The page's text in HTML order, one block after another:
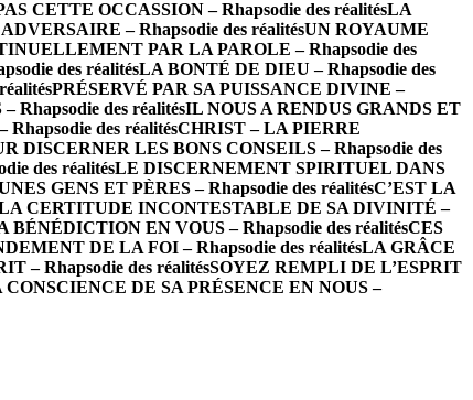
CETTE OCCASSION – Rhapsodie des réalitésLA
– Rhapsodie des réalitésUN ROYAUME
PAR LA PAROLE – Rhapsodie des
des réalitésLA BONTÉ DE DIEU – Rhapsodie des
PRÉSERVÉ PAR SA PUISSANCE DIVINE –
Rhapsodie des réalitésIL NOUS A RENDUS GRANDS ET
des réalitésCHRIST – LA PIERRE
DISCERNER LES BONS CONSEILS – Rhapsodie des
des réalitésLE DISCERNEMENT SPIRITUEL DANS
GENS ET PÈRES – Rhapsodie des réalitésC’EST LA
CERTITUDE INCONTESTABLE DE SA DIVINITÉ –
BÉNÉDICTION EN VOUS – Rhapsodie des réalitésCES
DE LA FOI – Rhapsodie des réalitésLA GRÂCE
– Rhapsodie des réalitésSOYEZ REMPLI DE L’ESPRIT
CONSCIENCE DE SA PRÉSENCE EN NOUS –